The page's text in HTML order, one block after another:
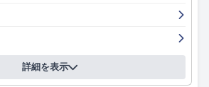
家具と、ワールプール浴槽、最新のバスル
ンなどの豪華なアメニティで美しく装飾さ
室には、広場の景色を望む絵のように美し
の整った空間全体で常に高い水準が維持さ
詳細を表示